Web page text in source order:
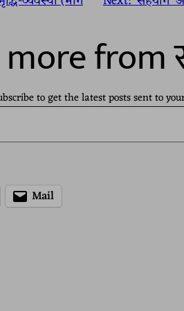
from
to get the latest posts sent to
Mail